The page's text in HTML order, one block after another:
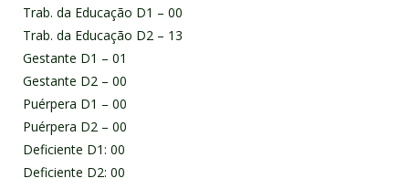
Trab. da Educação D1 – 00
Trab. da Educação D2 – 13
Gestante D1 – 01
Gestante D2 – 00
Puérpera D1 – 00
Puérpera D2 – 00
Deficiente D1: 00
Deficiente D2: 00